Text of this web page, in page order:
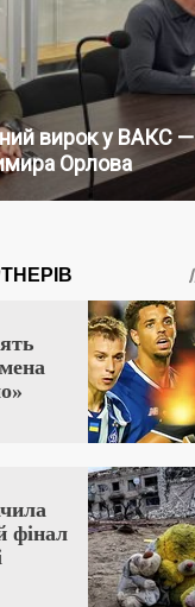
вирок у ВАКС —
Орлова